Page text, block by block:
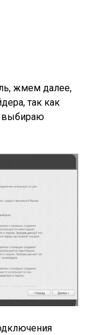
жмем далее,
так как
выбираю